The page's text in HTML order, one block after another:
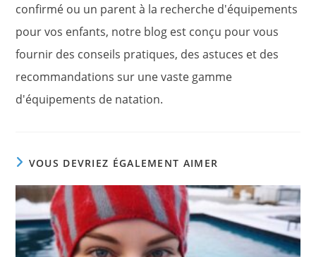
confirmé ou un parent à la recherche d'équipements
pour vos enfants, notre blog est conçu pour vous
fournir des conseils pratiques, des astuces et des
recommandations sur une vaste gamme
d'équipements de natation.
VOUS DEVRIEZ ÉGALEMENT AIMER